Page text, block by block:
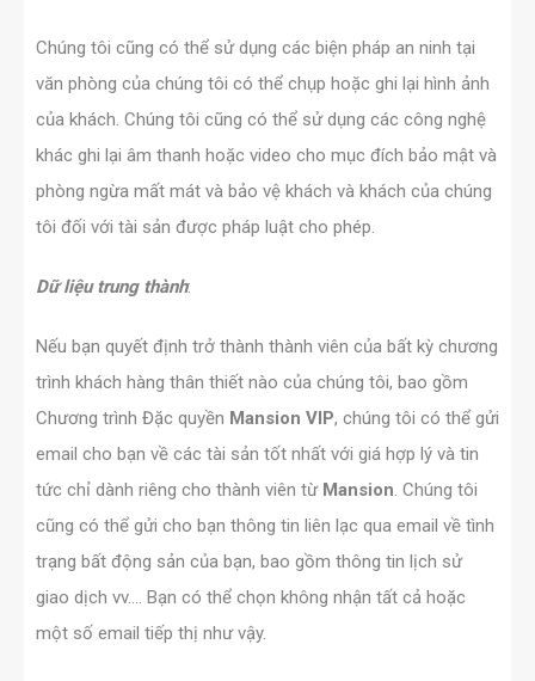
Chúng tôi cũng có thể sử dụng các biện pháp an ninh tại
văn phòng của chúng tôi có thể chụp hoặc ghi lại hình ảnh
của khách. Chúng tôi cũng có thể sử dụng các công nghệ
khác ghi lại âm thanh hoặc video cho mục đích bảo mật và
phòng ngừa mất mát và bảo vệ khách và khách của chúng
tôi đối với tài sản được pháp luật cho phép.
Dữ liệu trung thành:
Nếu bạn quyết định trở thành thành viên của bất kỳ chương
trình khách hàng thân thiết nào của chúng tôi, bao gồm
Chương trình Đặc quyền Mansion VIP, chúng tôi có thể gửi
email cho bạn về các tài sản tốt nhất với giá hợp lý và tin
tức chỉ dành riêng cho thành viên từ Mansion. Chúng tôi
cũng có thể gửi cho bạn thông tin liên lạc qua email về tình
trạng bất động sản của bạn, bao gồm thông tin lịch sử
giao dịch vv…. Bạn có thể chọn không nhận tất cả hoặc
một số email tiếp thị như vậy.